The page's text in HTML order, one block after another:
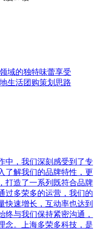
域的独特味蕾享受
生活团购策划思路
中，我们深刻感受到了专
了解我们的品牌特性，更
打造了一系列既符合品牌
过多荣多的运营，我们的
快速增长，互动率也达到
终与我们保持紧密沟通，
念。上海多荣多科技，是